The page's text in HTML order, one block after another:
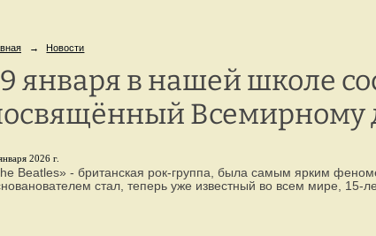
→ Новости
января в нашей школе
Всемирному
2026 г.
Beatles» - британская рок-группа, была самым ярким
стал, теперь уже известный во всем мире, 15-